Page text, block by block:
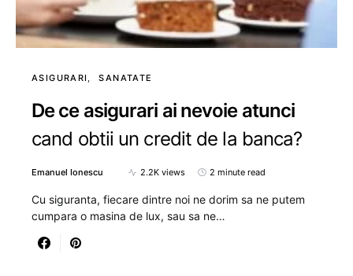
ASIGURARI SANATATE
De ce asigurari ai nevoie atunci
cand obtii un credit de la banca?
Emanuel Ionescu 2.2K views 2 minute read
Cu siguranta, fiecare dintre noi ne dorim sa ne putem
cumpara o masina de lux, sau sa ne…